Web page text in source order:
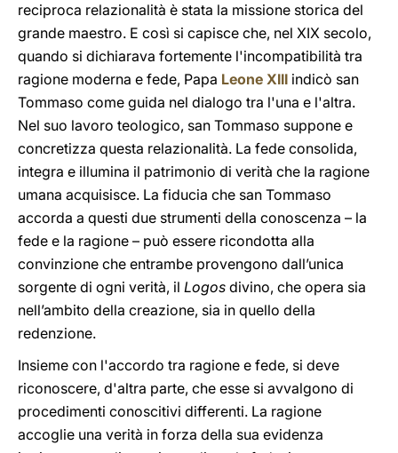
reciproca relazionalità è stata la missione storica del
grande maestro. E così si capisce che, nel XIX secolo,
quando si dichiarava fortemente l'incompatibilità tra
ragione moderna e fede, Papa Leone XIII indicò san
Tommaso come guida nel dialogo tra l'una e l'altra.
Nel suo lavoro teologico, san Tommaso suppone e
concretizza questa relazionalità. La fede consolida,
integra e illumina il patrimonio di verità che la ragione
umana acquisisce. La fiducia che san Tommaso
accorda a questi due strumenti della conoscenza – la
fede e la ragione – può essere ricondotta alla
convinzione che entrambe provengono dall’unica
sorgente di ogni verità, il Logos divino, che opera sia
nell’ambito della creazione, sia in quello della
redenzione.
Insieme con l'accordo tra ragione e fede, si deve
riconoscere, d'altra parte, che esse si avvalgono di
procedimenti conoscitivi differenti. La ragione
accoglie una verità in forza della sua evidenza